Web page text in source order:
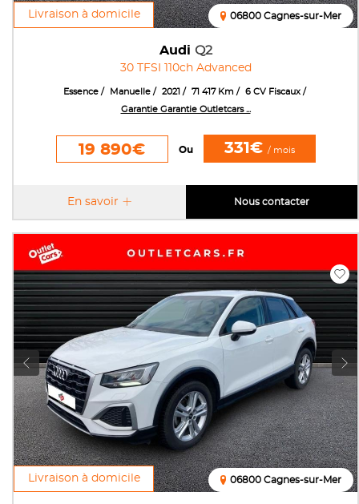
Livraison à domicile
Audi Q2
30 TFSI 110ch Advanced
06800 Cagnes-sur-Mer
Essence Manuelle 2021 71 417 Km
6 CV Fiscaux
Garantie Garantie Outletcars ...
19 890€ Ou 331€ / mois
En savoir Nous contacter
Livraison à domicile 06800 Cagnes-sur-Mer